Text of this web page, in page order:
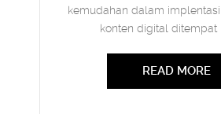
kemudahan dalam
konten digital ditempat
READ MORE